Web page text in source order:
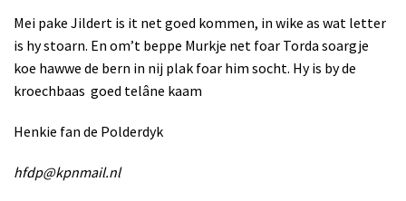
Mei pake Jildert is it net goed kommen, in wike as wat letter
is hy stoarn. En om’t beppe Murkje net foar Torda soargje
koe hawwe de bern in nij plak foar him socht. Hy is by de
kroechbaas goed telâne kaam
Henkie fan de Polderdyk
hfdp@kpnmail.nl